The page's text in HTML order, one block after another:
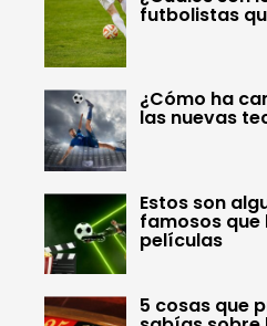
futbolistas
¿Cómo ha
las nuevas
Estos son
famosos que
películas
5 cosas que